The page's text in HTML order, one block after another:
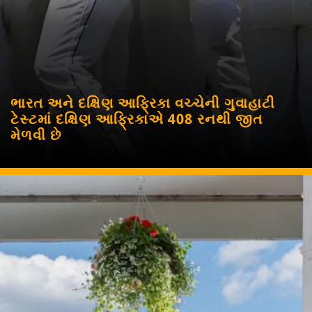
ભારત અને દક્ષિણ આફ્રિકા વચ્ચેની ગુવાહાટી
ટેસ્ટમાં દક્ષિણ આફ્રિકાએ 408 રનથી જીત
મેળવી છે